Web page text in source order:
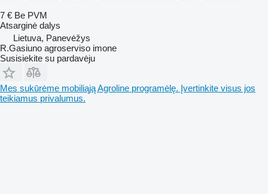
7 € Be PVM
Atsarginė dalys
Lietuva, Panevėžys
R.Gasiuno agroserviso imone
Susisiekite su pardavėju
Mes sukūrėme mobiliąją Agroline programėlę. Įvertinkite visus jos
teikiamus privalumus.